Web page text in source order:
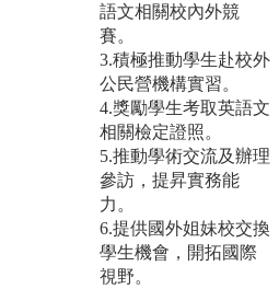
語文相關校內外競
賽。
3.積極推動學生赴校外
公民營機構實習。
4.獎勵學生考取英語文
相關檢定證照。
5.推動學術交流及辦理
參訪，提昇實務能
力。
6.提供國外姐妹校交換
學生機會，開拓國際
視野。